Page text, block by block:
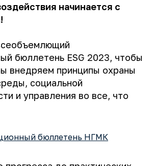
начинается с
бюллетень ESG 2023, чтобы
внедряем принципы охраны
социальной
и управления во все, что
бюллетень НГМК